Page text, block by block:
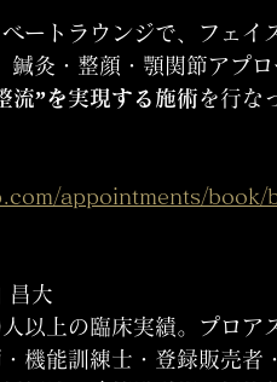
ートラウンジで、フェイ
鍼灸・整顔・顎関節アプ
流”を実現する施術を行な
appointments/book/
昌大
以上の臨床実績。プロア
機能訓練士・登録販売